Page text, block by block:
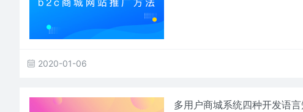
2020-01-06
多用户商城系统四种开发语